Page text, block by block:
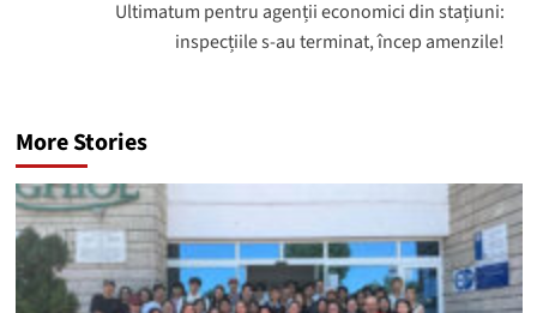
Ultimatum pentru agenții economici din stațiuni:
inspecțiile s-au terminat, încep amenzile!
More Stories